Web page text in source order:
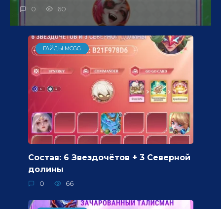
0 60
ГАЙДЫ MCGG
Состав: 6 Звездочётов + 3 Северной
долины
0 66